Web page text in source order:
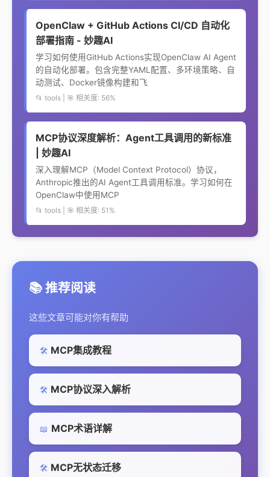
OpenClaw + GitHub Actions CI/CD 自动化
部署指南 - 妙趣AI
学习如何使用GitHub Actions实现OpenClaw AI Agent
的自动化部署。包含完整YAML配置、多环境策略、自
动测试、Docker镜像构建和飞
📂 tools | 🎯 相关度: 56%
MCP协议深度解析：Agent工具调用的新标准
| 妙趣AI
深入理解MCP（Model Context Protocol）协议，
Anthropic推出的AI Agent工具调用标准。学习如何在
OpenClaw中使用MCP
📂 tools | 🎯 相关度: 51%
📚 推荐阅读
这些文章可能对你有帮助
🛠️ MCP集成教程
🛠️ MCP协议深入解析
📖 MCP术语详解
🛠️ MCP无状态迁移